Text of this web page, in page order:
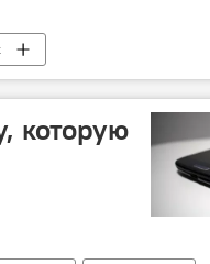
которую